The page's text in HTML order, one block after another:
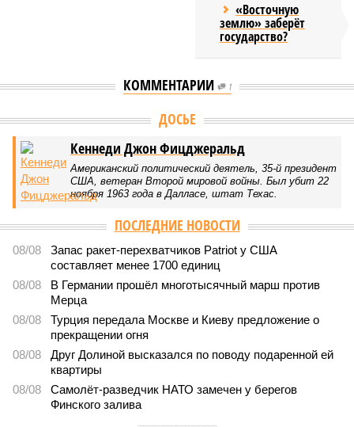
«Восточную
землю» заберёт
государство?
КОММЕНТАРИИ 1
ДОСЬЕ
Кеннеди Джон Фицджеральд
Американский политический деятель, 35-й президент
США, ветеран Второй мировой войны. Был убит 22
ноября 1963 года в Далласе, штат Техас.
ПОСЛЕДНИЕ НОВОСТИ
08/08
Запас ракет-перехватчиков Patriot у США
составляет менее 1700 единиц
08/08
В Германии прошёл многотысячный марш против
Мерца
08/08
Турция передала Москве и Киеву предложение о
прекращении огня
08/08
Друг Долиной высказался по поводу подаренной ей
квартиры
08/08
Самолёт-разведчик НАТО замечен у берегов
Финского залива